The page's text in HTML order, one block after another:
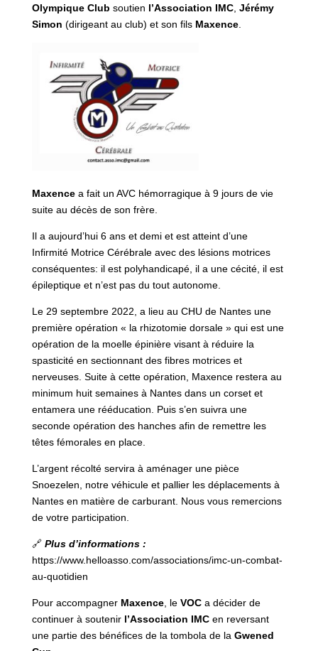
Olympique Club soutien l’Association IMC, Jérémy
Simon (dirigeant au club) et son fils Maxence.
Maxencea fait un AVC hémorragique à 9 jours de vie
suite au décès de son frère.
Il a aujourd’hui 6 ans et demi et est atteint d’une
Infirmité Motrice Cérébrale avec des lésions motrices
conséquentes: il est polyhandicapé, il a une cécité, il est
épileptique et n’est pas du tout autonome.
Le 29 septembre 2022, a lieu au CHU de Nantes une
première opération « la rhizotomie dorsale » qui est une
opération de la moelle épinière visant à réduire la
spasticité en sectionnant des fibres motrices et
nerveuses. Suite à cette opération, Maxence restera au
minimum huit semaines à Nantes dans un corset et
entamera une rééducation. Puis s’en suivra une
seconde opération des hanches afin de remettre les
têtes fémorales en place.
L’argent récolté servira à aménager une pièce
Snoezelen, notre véhicule et pallier les déplacements à
Nantes en matière de carburant. Nous vous remercions
de votre participation.
🔗 Plus d’informations :
https://www.helloasso.com/associations/imc-un-combat-
au-quotidien
Pour accompagner Maxence, le VOCa décider de
continuer à soutenir l’Association IMCen reversant
une partie des bénéfices de la tombola de la Gwened